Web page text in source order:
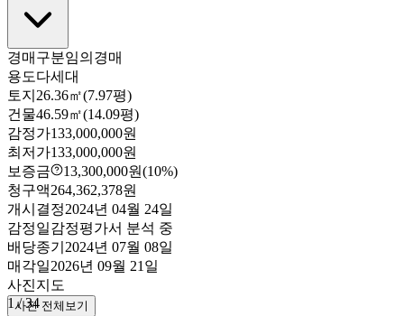
경매구분임의경매
용도다세대
토지 26.36㎡(7.97평)
건물46.59㎡(14.09평)
감정가133,000,000원
최저가133,000,000원
보증금
13,300,000원(10%)
청구액264,362,378원
개시결정2024년 04월 24일
감정일감정평가서 분석 중
배당종기 2024년 07월 08일
매각일2026년 09월 21일
사진지도
1 /34
사진 전체보기